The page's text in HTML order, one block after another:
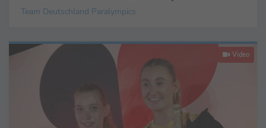
Team Deutschland Paralympics
Video